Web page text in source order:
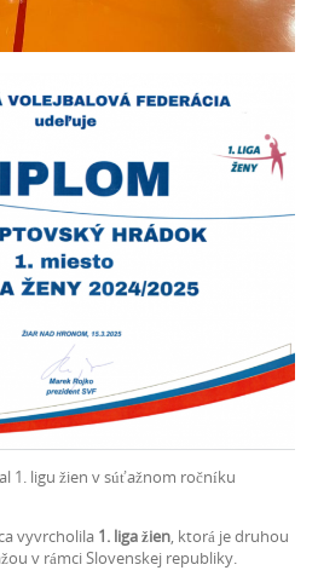
1. ligu žien v súťažnom ročníku
vyvrcholila 1. liga žien, ktorá je druhou
v rámci Slovenskej republiky.